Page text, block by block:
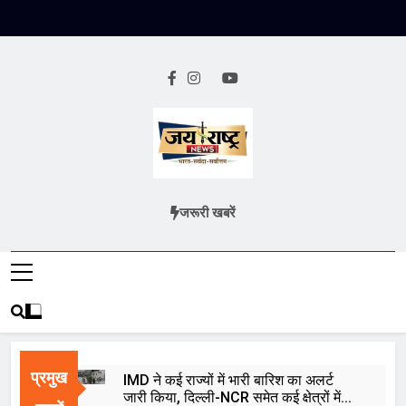
Jai Rashtra
हिंदी समाचार
जरूरी खबरें
प्रमुख
IMD ने कई राज्यों में भारी बारिश का अलर्ट
जारी किया, दिल्ली-NCR समेत कई क्षेत्रों में